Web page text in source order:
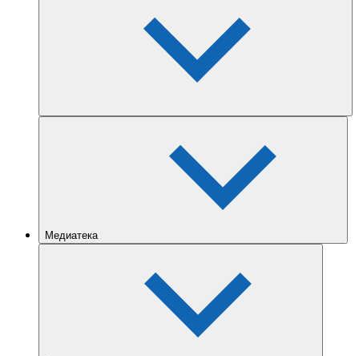
Медиатека